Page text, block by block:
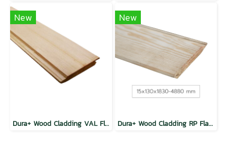
New
Dura+ Wood Cladding VAL Flat Wheather Groove
New
Dura+ Wood Cladding RP Flat TG Natural